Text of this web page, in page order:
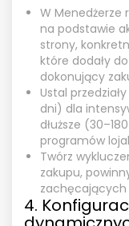
W Menedżerze
na podstawie
strony,
które dodały
dokonujący
Ustal
dni) dla
dłuższe
programów
Twórz
zakupu,
4.